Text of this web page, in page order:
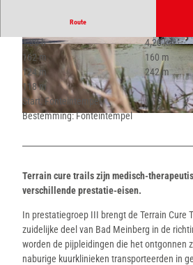
© GesUndTourismus Horn-Bad Meinberg GmbH | AI-
© GesUndTourismus Horn-Bad Meinberg Gmb
H |
CC-BY-SA
© Sinya
Route
1:30 h
4,20 km
162 m
160 m
124 m
242 m
118 m
Start: Fonteintempel
Bestemming: Fonteintempel
Terrain cure trails zijn medisch-
verschillende prestatie-eisen.
In prestatiegroep III brengt de Terrain Cure
zuidelijke deel van Bad Meinberg in de
worden de pijpleidingen die het ontgonnen
naburige kuurklinieken transporteerden in